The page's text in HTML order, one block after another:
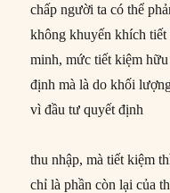
chấp người ta có thể
không khuyến khích
minh, mức tiết kiệm
định mà là do khối
vì đầu tư quyết định
thu nhập, mà tiết kiệm
chỉ là phần còn lại của